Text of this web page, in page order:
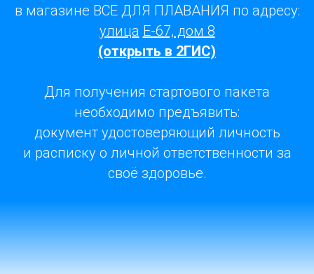
в магазине ВСЕ ДЛЯ ПЛАВАНИЯ по адресу:
улица Е-67, дом 8
(открыть в 2ГИС)
Для получения стартового пакета
необходимо предъявить:
документ удостоверяющий личность
и расписку о личной ответственности за
своё здоровье.